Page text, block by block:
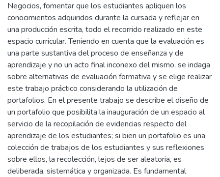
Negocios, fomentar que los estudiantes apliquen los
conocimientos adquiridos durante la cursada y reflejar en
una producción escrita, todo el recorrido realizado en este
espacio curricular. Teniendo en cuenta que la evaluación es
una parte sustantiva del proceso de enseñanza y de
aprendizaje y no un acto final inconexo del mismo, se indaga
sobre alternativas de evaluación formativa y se elige realizar
este trabajo práctico considerando la utilización de
portafolios. En el presente trabajo se describe el diseño de
un portafolio que posibilita la inauguración de un espacio al
servicio de la recopilación de evidencias respecto del
aprendizaje de los estudiantes; si bien un portafolio es una
colección de trabajos de los estudiantes y sus reflexiones
sobre ellos, la recolección, lejos de ser aleatoria, es
deliberada, sistemática y organizada. Es fundamental